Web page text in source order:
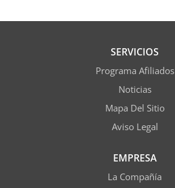
SERVICIOS
Programa Afiliados
Noticias
Mapa Del Sitio
Aviso Legal
EMPRESA
La Compañía